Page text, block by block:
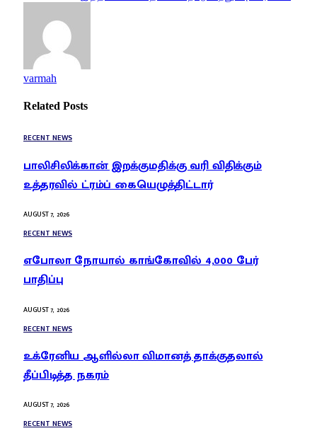
varmah
Related Posts
RECENT NEWS
பாலிசிலிக்கான் இறக்குமதிக்கு வரி விதிக்கும்
உத்தரவில் ட்ரம்ப் கையெழுத்திட்டார்
AUGUST 7, 2026
RECENT NEWS
எபோலா நோயால் காங்கோவில் 4,000 பேர்
பாதிப்பு
AUGUST 7, 2026
RECENT NEWS
உக்ரேனிய ஆளில்லா விமானத் தாக்குதலால்
தீப்பிடித்த நகரம்
AUGUST 7, 2026
RECENT NEWS